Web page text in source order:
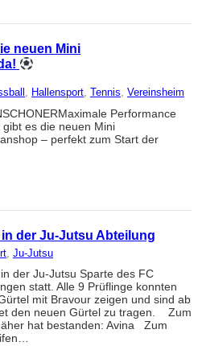
neuen Mini
, Hallensport, Tennis, Vereinsheim
Performance
es die neuen Mini
– perfekt zum Start der
der Ju-Jutsu Abteilung
Ju-Jutsu
der Ju-Jutsu Sparte des FC
statt. Alle 9 Prüflinge konnten
mit Bravour zeigen und sind ab
den neuen Gürtel zu tragen. Zum
hat bestanden: Avina Zum